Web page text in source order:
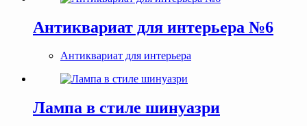
Антиквариат для интерьера №6
Антиквариат для интерьера
Лампа в стиле шинуазри